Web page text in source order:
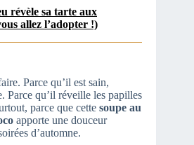
révèle sa tarte aux
allez l’adopter !)
Parce qu’il est sain,
Parce qu’il réveille les papilles
parce que cette soupe au
apporte une douceur
d’automne.